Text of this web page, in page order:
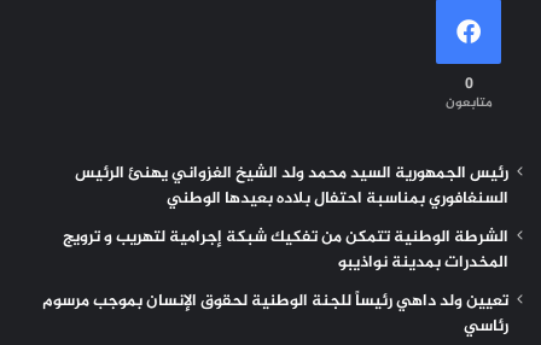
0
متابعون
رئيس الجمهورية السيد محمد ولد الشيخ الغزواني يهنئ الرئيس
السنغافوري بمناسبة احتفال بلاده بعيدها الوطني
الشرطة الوطنية تتمكن من تفكيك شبكة إجرامية لتهريب و ترويج
المخدرات بمدينة نواذيبو
تعيين ولد داهي رئيساً للجنة الوطنية لحقوق الإنسان بموجب مرسوم
رئاسي